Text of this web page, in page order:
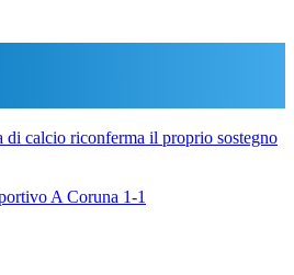
di calcio riconferma il proprio sostegno
A Coruna 1-1